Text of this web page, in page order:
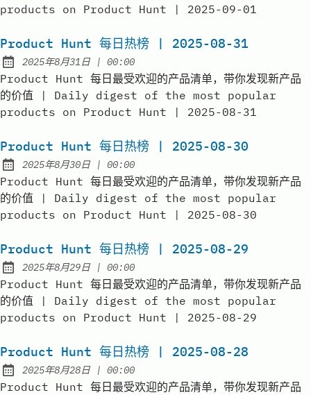
products on Product Hunt | 2025-09-01
Product Hunt 每日热榜 | 2025-08-31
Published:
2025年8月31日| at
00:00
Product Hunt 每日最受欢迎的产品清单，带你发现新产品
的价值 | Daily digest of the most popular
products on Product Hunt | 2025-08-31
Product Hunt 每日热榜 | 2025-08-30
Published:
2025年8月30日| at
00:00
Product Hunt 每日最受欢迎的产品清单，带你发现新产品
的价值 | Daily digest of the most popular
products on Product Hunt | 2025-08-30
Product Hunt 每日热榜 | 2025-08-29
Published:
2025年8月29日| at
00:00
Product Hunt 每日最受欢迎的产品清单，带你发现新产品
的价值 | Daily digest of the most popular
products on Product Hunt | 2025-08-29
Product Hunt 每日热榜 | 2025-08-28
Published:
2025年8月28日| at
00:00
Product Hunt 每日最受欢迎的产品清单，带你发现新产品